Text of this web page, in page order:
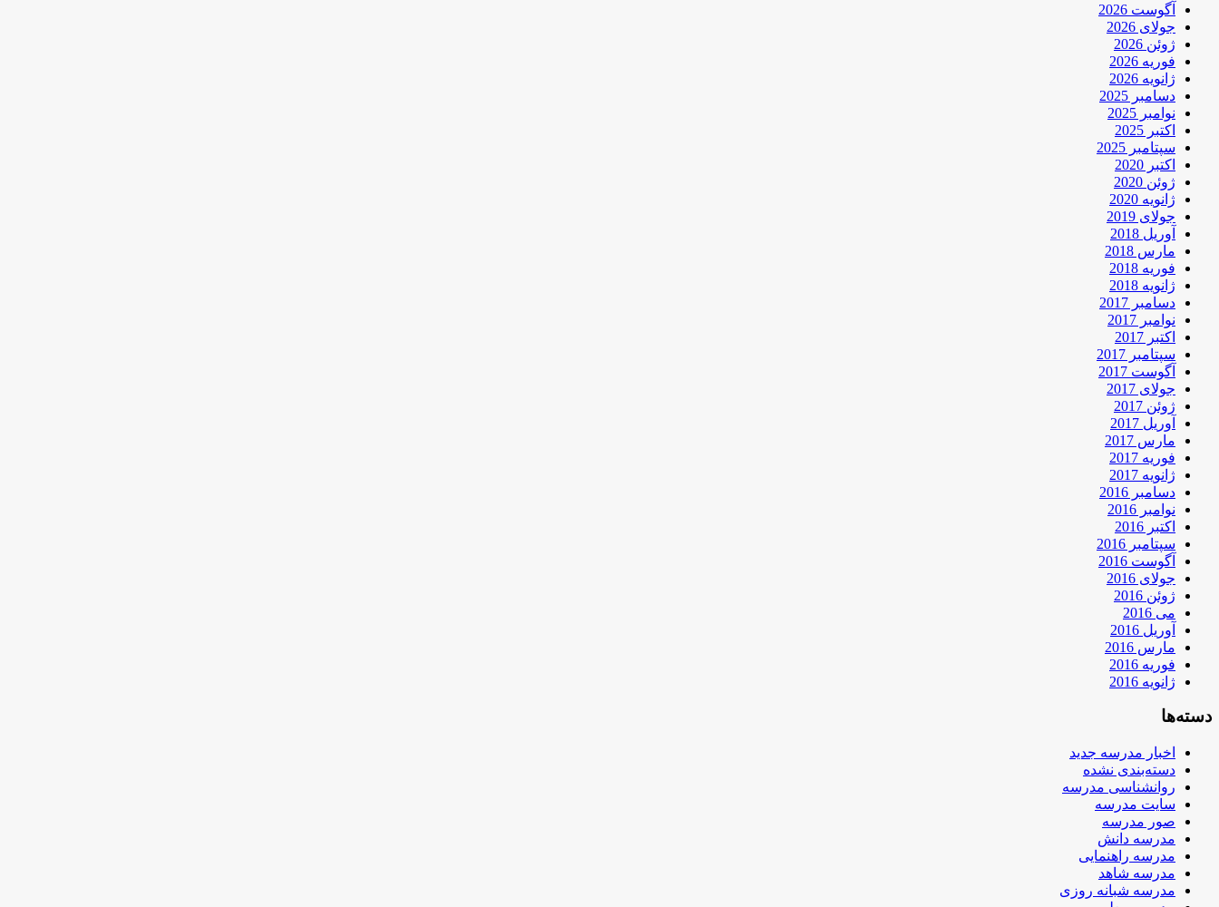
آگوست 2026
جولای 2026
ژوئن 2026
فوریه 2026
ژانویه 2026
دسامبر 2025
نوامبر 2025
اکتبر 2025
سپتامبر 2025
اکتبر 2020
ژوئن 2020
ژانویه 2020
جولای 2019
آوریل 2018
مارس 2018
فوریه 2018
ژانویه 2018
دسامبر 2017
نوامبر 2017
اکتبر 2017
سپتامبر 2017
آگوست 2017
جولای 2017
ژوئن 2017
آوریل 2017
مارس 2017
فوریه 2017
ژانویه 2017
دسامبر 2016
نوامبر 2016
اکتبر 2016
سپتامبر 2016
آگوست 2016
جولای 2016
ژوئن 2016
می 2016
آوریل 2016
مارس 2016
فوریه 2016
ژانویه 2016
دسته‌ها
اخبار مدرسه جدید
دسته‌بندی نشده
روانشناسی مدرسه
سایت مدرسه
صور مدرسه
مدرسه دانش
مدرسه راهنمایی
مدرسه شاهد
مدرسه شبانه روزی